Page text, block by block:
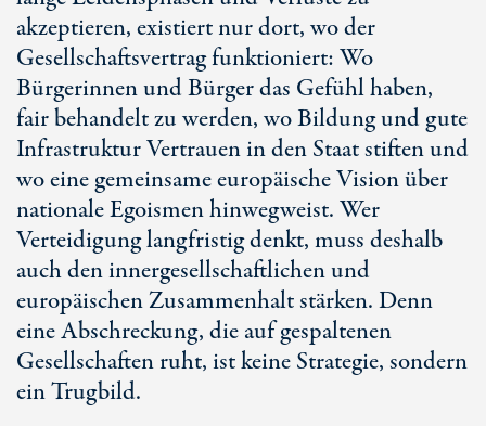
akzeptieren, existiert nur dort, wo der
Gesellschaftsvertrag funktioniert: Wo
Bürgerinnen und Bürger das Gefühl haben,
fair behandelt zu werden, wo Bildung und gute
Infrastruktur Vertrauen in den Staat stiften und
wo eine gemeinsame europäische Vision über
nationale Egoismen hinwegweist. Wer
Verteidigung langfristig denkt, muss deshalb
auch den innergesellschaftlichen und
europäischen Zusammenhalt stärken. Denn
eine Abschreckung, die auf gespaltenen
Gesellschaften ruht, ist keine Strategie, sondern
ein Trugbild.